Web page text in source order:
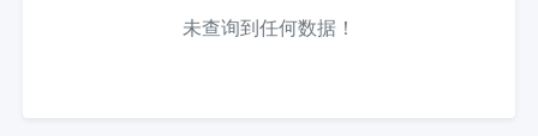
未查询到任何数据！